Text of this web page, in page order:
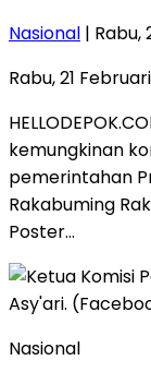
Nasional | Rabu,
Rabu, 21
kemungkinan
pemerintahan
Rakabuming
Poster…
Nasional